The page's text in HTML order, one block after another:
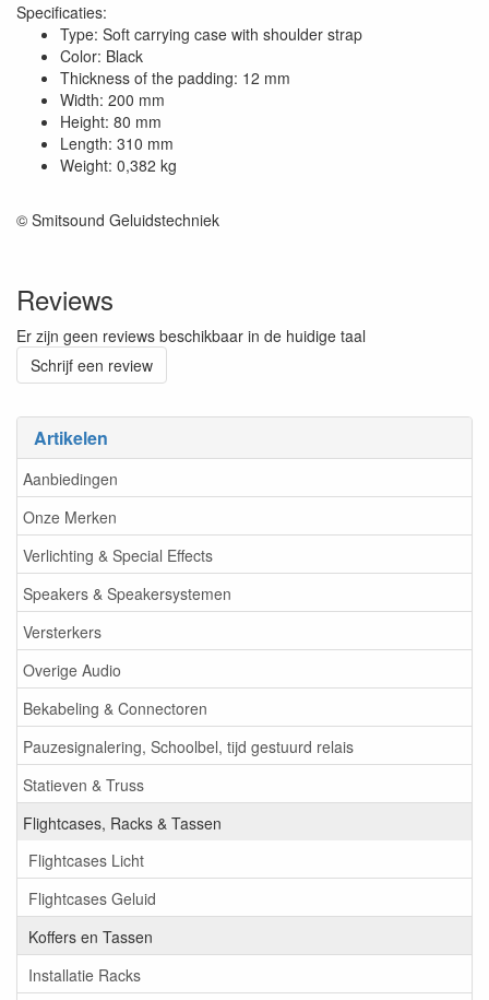
Artikelen
Aanbiedingen
Onze Merken
Verlichting & Special Effects
Speakers & Speakersystemen
Versterkers
Overige Audio
Bekabeling & Connectoren
Pauzesignalering, Schoolbel, tijd gestuurd relais
Statieven & Truss
Flightcases, Racks & Tassen
Flightcases Licht
Flightcases Geluid
Koffers en Tassen
Installatie Racks
Specificaties:
Type: Soft carrying case with shoulder strap
Color: Black
Thickness of the padding: 12 mm
Width: 200 mm
Height: 80 mm
Length: 310 mm
Weight: 0,382 kg
© Smitsound Geluidstechniek
Reviews
Er zijn geen reviews beschikbaar in de huidige taal
Schrijf een review